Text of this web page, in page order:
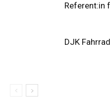
Referent:in
DJK